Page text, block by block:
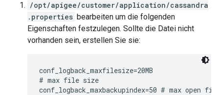
/opt/apigee/customer/application/cassandra
.properties bearbeiten um die folgenden
Eigenschaften festzulegen. Sollte die Datei nicht
vorhanden sein, erstellen Sie sie:
conf_logback_maxfilesize=20MB
# max file size
conf_logback_maxbackupindex=50 # max open